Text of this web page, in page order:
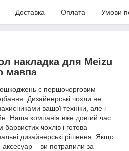
Доставка Оплата Умови
накладка для Meizu
мавпа
є першочерговим
Дизайнерські чохли не
вашої техніки, але і
Наша компанія вже довгий час
чохлів і готова
дизайнерські рішення. Якщо
аксесуар – ви потрапили за